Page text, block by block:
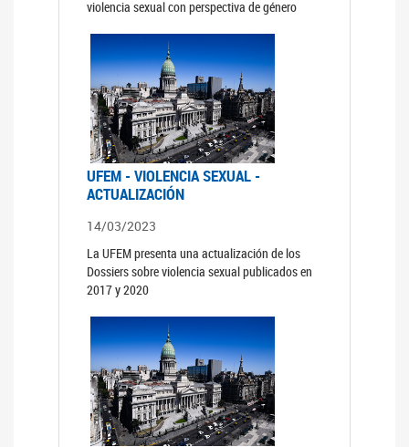
violencia sexual con perspectiva de género
UFEM - VIOLENCIA SEXUAL -
ACTUALIZACIÓN
14/03/2023
La UFEM presenta una actualización de los
Dossiers sobre violencia sexual publicados en
2017 y 2020